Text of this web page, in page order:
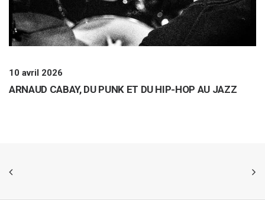
10 avril 2026
ARNAUD CABAY, DU PUNK ET DU HIP-HOP AU JAZZ